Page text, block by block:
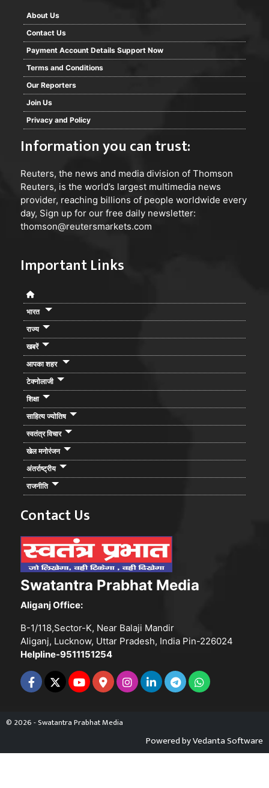
About Us
Contact Us
Payment Account Details Support Now
Terms and Conditions
Our Reporters
Join Us
Privacy and Policy
Information you can trust:
Reuters, the news and media division of Thomson
Reuters, is the world’s largest multimedia news
provider, reaching billions of people worldwide every
day, Sign up for our free daily newsletter:
thomson@reutersmarkets.com
Important Links
भारत
राज्य
खबरें
आपका शहर
टेक्नोलाजी
शिक्षा
साहित्य ज्योतिष
स्वतंत्र विचार
खेल मनोरंजन
अंतर्राष्ट्रीय
राजनीति
Contact Us
Swatantra Prabhat Media
Aliganj Office:
B-1/118,Sector-K, Near Balaji Mandir
Aliganj, Lucknow, Uttar Pradesh, India Pin-226024
Helpline-9511151254
© 2026 - Swatantra Prabhat Media
Powered byVedanta Software